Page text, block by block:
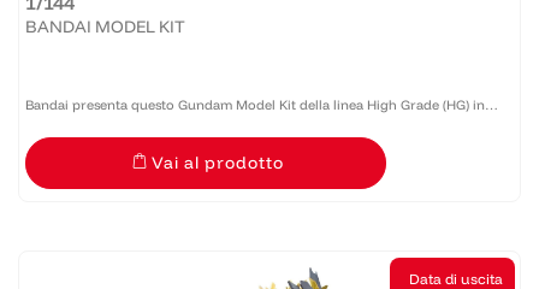
BANDAI MODEL KIT
Bandai presenta questo Gundam Model Kit della linea High Grade (HG) in
scala 1:144 caratterizzato da buona qualità e costo accessibile. Realizzato in
PVC, necessita di montaggio.Vai al prodotto
Data di uscita